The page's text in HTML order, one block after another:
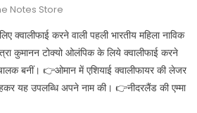
Notes Store
करने वाली पहली भारतीय महिला नाविक
कुमानन टोक्यो ओलंपिक के लिये क्वालीफाई करने
बनीं। 👉ओमान में एशियाई क्वालीफायर की लेजर
यह उपलब्धि अपने नाम की। 👉नीदरलैंड की एम्मा